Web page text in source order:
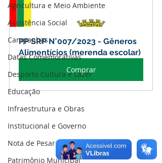
Agricultura e Meio Ambiente
Assistência Social
Campanhas
Datas Comemorativas
Desporto Cultura e Lazer
Educação
Infraestrutura e Obras
Institucional e Governo
Nota de Pesar
Patrimônio Municipal
PP SRP N°007/2023 - Gêneros
Alimentícios (merenda escolar)
Comprar